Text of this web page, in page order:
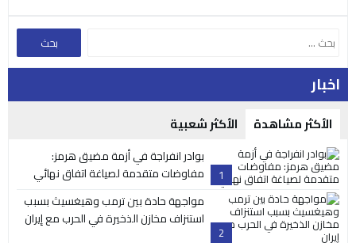
اخبار
الأكثر مشاهدة الأكثر شعبية
1
بوادر انفراجة في أزمة مضيق هرمز:
مفاوضات متقدمة لصياغة اتفاق نهائي
2
مواجهة حادة بين ترمب وهيغسيث بسبب
استنزاف مخازن الذخيرة في الحرب مع إيران